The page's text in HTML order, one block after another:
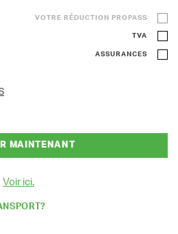
VOTRE RÉDUCTION PROPASS
TVA
ASSURANCES
MAINTENANT
Voir ici.